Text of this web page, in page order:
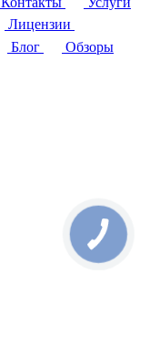
Лицензии
Блог
Обзоры